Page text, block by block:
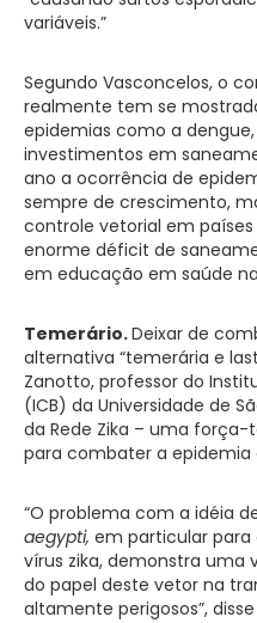
variáveis.”
Segundo Vasconcelos, o
realmente tem se
epidemias como a
investimentos em
ano a ocorrência de
sempre de crescimento,
controle vetorial em
enorme déficit de
em educação em saúde
Temerário.Deixar de
alternativa “temerária e
Zanotto, professor do
(ICB) da Universidade de
da Rede Zika – uma
para combater a epidemia
“O problema com a idéia
aegypti, em particular
vírus zika, demonstra uma
do papel deste vetor na
altamente perigosos”,